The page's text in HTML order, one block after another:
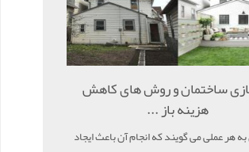
ساختمان و روش های کاهش
هزینه باز ...
هر عملی می گویند که انجام آن باعث ایجاد